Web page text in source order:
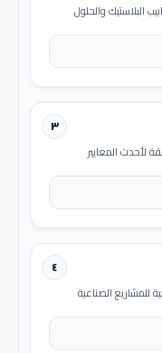
البلاستيك والحلول
٣
لأحدث المعايير
٤
للمشاريع الصناعية